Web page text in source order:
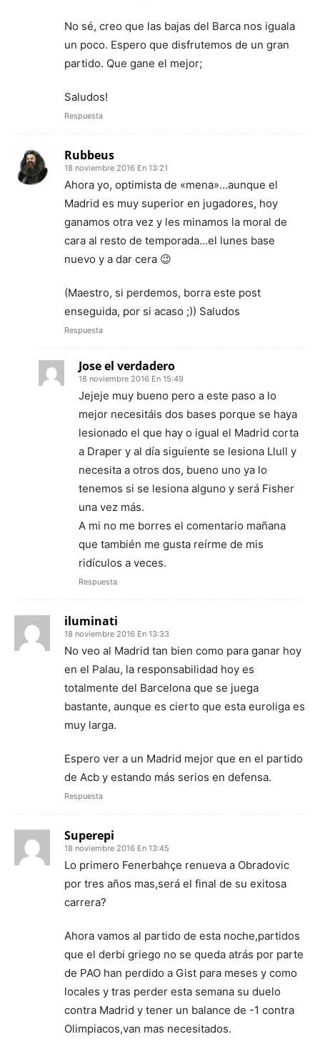
No sé, creo que las bajas del Barca nos iguala
un poco. Espero que disfrutemos de un gran
partido. Que gane el mejor;
Saludos!
Respuesta
Rubbeus
18 noviembre 2016 En 13:21
Ahora yo, optimista de «mena»…aunque el
Madrid es muy superior en jugadores, hoy
ganamos otra vez y les minamos la moral de
cara al resto de temporada…el lunes base
nuevo y a dar cera 😉
(Maestro, si perdemos, borra este post
enseguida, por si acaso ;)) Saludos
Respuesta
Jose el verdadero
18 noviembre 2016 En 15:49
Jejeje muy bueno pero a este paso a lo
mejor necesitáis dos bases porque se haya
lesionado el que hay o igual el Madrid corta
a Draper y al día siguiente se lesiona Llull y
necesita a otros dos, bueno uno ya lo
tenemos si se lesiona alguno y será Fisher
una vez más.
A mi no me borres el comentario mañana
que también me gusta reírme de mis
ridículos a veces.
Respuesta
iluminati
18 noviembre 2016 En 13:33
No veo al Madrid tan bien como para ganar hoy
en el Palau, la responsabilidad hoy es
totalmente del Barcelona que se juega
bastante, aunque es cierto que esta euroliga es
muy larga.
Espero ver a un Madrid mejor que en el partido
de Acb y estando más serios en defensa.
Respuesta
Superepi
18 noviembre 2016 En 13:45
Lo primero Fenerbahçe renueva a Obradovic
por tres años mas,será el final de su exitosa
carrera?
Ahora vamos al partido de esta noche,partidos
que el derbi griego no se queda atrás por parte
de PAO han perdido a Gist para meses y como
locales y tras perder esta semana su duelo
contra Madrid y tener un balance de -1 contra
Olimpiacos,van mas necesitados.